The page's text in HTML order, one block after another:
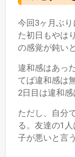
今回3ヶ月ぶ
た初日もやは
の感覚が鈍い
違和感はあっ
てば違和感は
2日目は違和感
ただし、自分
る。友達の1
子が悪いと言